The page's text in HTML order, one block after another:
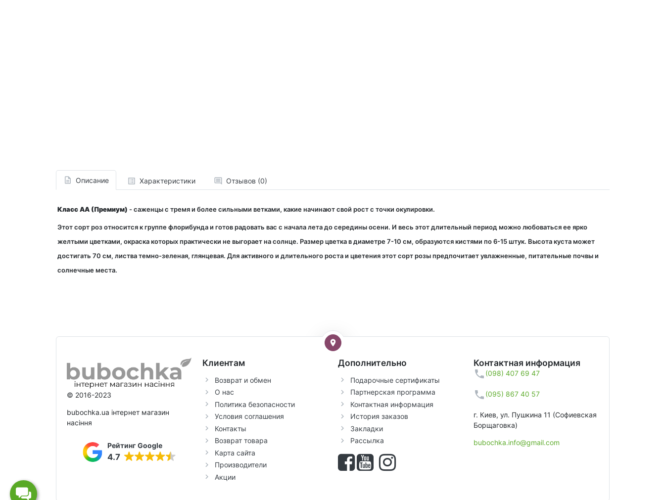
Описание Характеристики Отзывов (0)
Класс АА (Премиум) - саженцы с тремя и более сильными ветками, какие начинают свой рост с точки окулировки.
Этот сорт роз относится к группе флорибунда и готов радовать вас с начала лета до середины осени. И весь этот длительный период можно любоваться ее ярко
желтыми цветками, окраска которых практически не выгорает на солнце. Размер цветка в диаметре 7-10 см, образуются кистями по 6-15 штук. Высота куста может
достигать 70 см, листва темно-зеленая, глянцевая. Для активного и длительного роста и цветения этот сорт розы предпочитает увлажненные, питательные почвы и
солнечные места.
© 2016-2023
bubochka.ua інтернет магазин
насіння
Рейтинг Google
4.7
Клиентам
Возврат и обмен
О нас
Политика безопасности
Условия соглашения
Контакты
Возврат товара
Карта сайта
Производители
Акции
Дополнительно
Подарочные сертификаты
Партнерская программа
Контактная информация
История заказов
Закладки
Рассылка
Контактная информация
(098) 407 69 47
(095) 867 40 57
г. Киев, ул. Пушкина 11 (Софиевская
Борщаговка)
bubochka.info@gmail.com